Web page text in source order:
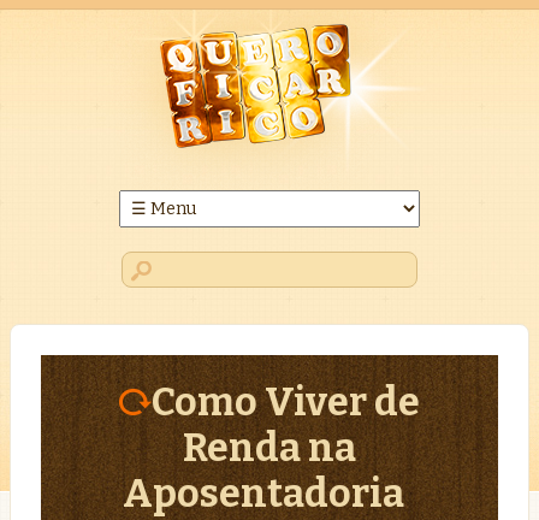
Como Viver de
Renda na
Aposentadoria